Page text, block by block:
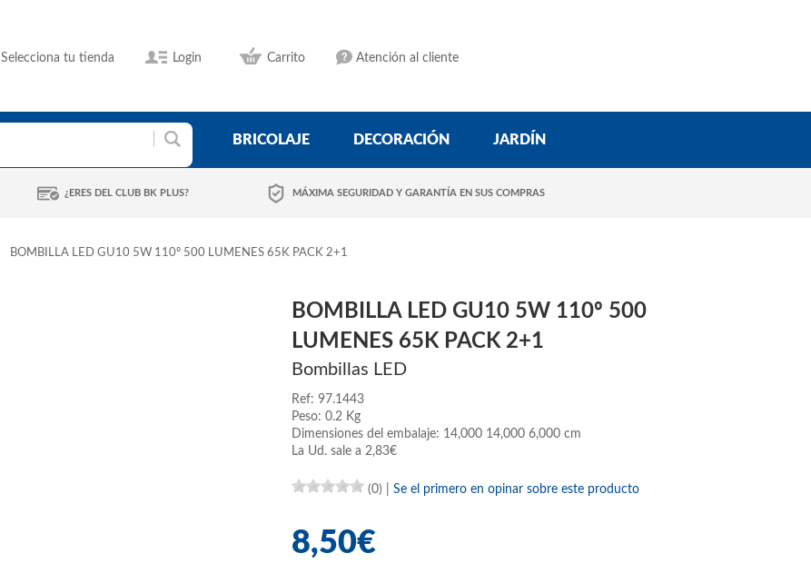
Selecciona tu tienda Login Carrito Atención al cliente
BRICOLAJE DECORACIÓN JARDÍN
¿ERES DEL CLUB BK PLUS? MÁXIMA SEGURIDAD Y GARANTÍA EN SUS COMPRAS
BOMBILLA LED GU10 5W 110º 500 LUMENES 65K PACK 2+1
BOMBILLA LED GU10 5W 110º 500
LUMENES 65K PACK 2+1
Bombillas LED
Ref: 97.1443
Peso: 0.2 Kg
Dimensiones del embalaje: 14,000 14,000 6,000 cm
La Ud. sale a 2,83€
(0) Se el primero en opinar sobre este producto
8,50€